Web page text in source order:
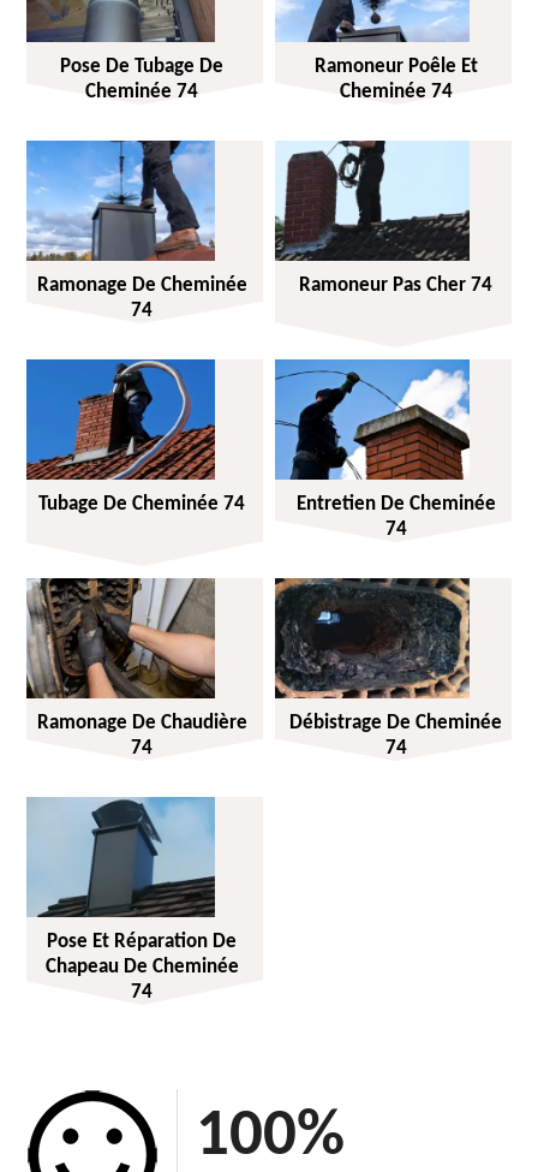
Pose De Tubage De
Cheminée 74
Ramoneur Poêle Et
Cheminée 74
Ramonage De Cheminée
74
Ramoneur Pas Cher 74
Tubage De Cheminée 74
Entretien De Cheminée
74
Ramonage De Chaudière
74
Débistrage De Cheminée
74
Pose Et Réparation De
Chapeau De Cheminée
74
100%